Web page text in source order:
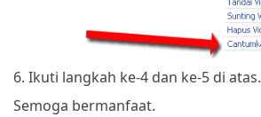
6. Ikuti langkah ke-4 dan ke-5 di atas.
Semoga bermanfaat.